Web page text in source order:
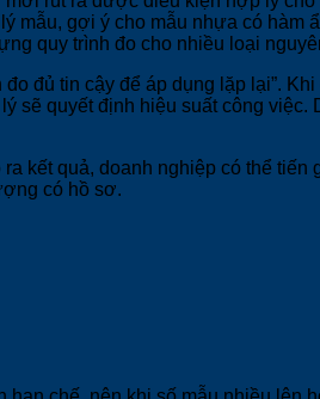
mẫu, gợi ý cho mẫu nhựa có hàm
quy trình đo cho nhiều loại
đủ tin cậy để áp dụng lặp lại”.
sẽ quyết định hiệu suất công việc.
kết quả, doanh nghiệp có thể
có hồ sơ.